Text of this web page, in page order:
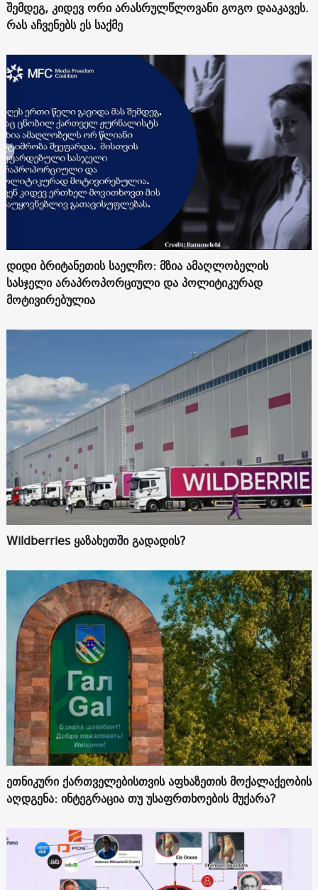
შემდეგ, კიდევ ორი არასრულწლოვანი გოგო დააკავეს.
რას აჩვენებს ეს საქმე
დიდი ბრიტანეთის საელჩო: მზია ამაღლობელის
სასჯელი არაპროპორციული და პოლიტიკურად
მოტივირებულია
Wildberries ყაზახეთში გადადის?
ეთნიკური ქართველებისთვის აფხაზეთის მოქალაქეობის
აღდგენა: ინტეგრაცია თუ უსაფრთხოების მუქარა?